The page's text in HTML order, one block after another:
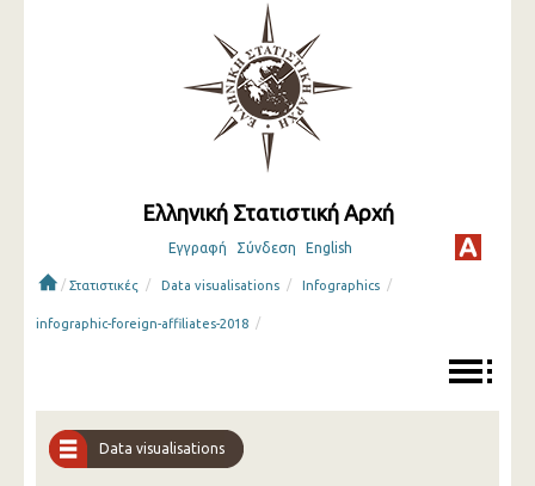
Ελληνική Στατιστική Αρχή
Εγγραφή Σύνδεση English
/ Στατιστικές / Data visualisations / Infographics /
infographic-foreign-affiliates-2018 /
Data visualisations